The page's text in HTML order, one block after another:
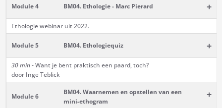
Module 4 BM04. Ethologie - Marc Pierard +
Ethologie webinar uit 2022.
Module 5 BM04. Ethologiequiz +
30 min- Want je bent praktisch een paard, toch?
door Inge Teblick
Module 6
BM04. Waarnemen en opstellen van een
mini-ethogram
+